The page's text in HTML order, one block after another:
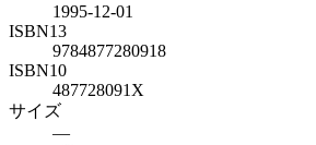
1995-12-01
ISBN13
9784877280918
ISBN10
487728091X
サイズ
—